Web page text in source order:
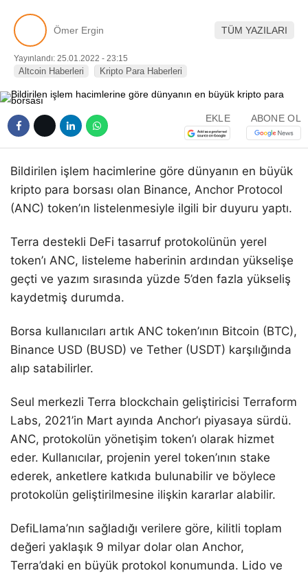
Ömer Ergin TÜM YAZILARI
Yayınlandı: 25.01.2022 - 23:15
Altcoin Haberleri Kripto Para Haberleri
EKLE ABONE OL
Bildirilen işlem hacimlerine göre dünyanın en büyük
kripto para borsası olan Binance, Anchor Protocol
(ANC) token’ın listelenmesiyle ilgili bir duyuru yaptı.
Terra destekli DeFi tasarruf protokolünün yerel
token’ı ANC, listeleme haberinin ardından yükselişe
geçti ve yazım sırasında yüzde 5’den fazla yükseliş
kaydetmiş durumda.
Borsa kullanıcıları artık ANC token’ının Bitcoin (BTC),
Binance USD (BUSD) ve Tether (USDT) karşılığında
alıp satabilirler.
Seul merkezli Terra blockchain geliştiricisi Terraform
Labs, 2021’in Mart ayında Anchor’ı piyasaya sürdü.
ANC, protokolün yönetişim token’ı olarak hizmet
eder. Kullanıcılar, projenin yerel token’ının stake
ederek, anketlere katkıda bulunabilir ve böylece
protokolün geliştirilmesine ilişkin kararlar alabilir.
DefiLlama’nın sağladığı verilere göre, kilitli toplam
değeri yaklaşık 9 milyar dolar olan Anchor,
Terra’daki en büyük protokol konumunda. Lido ve